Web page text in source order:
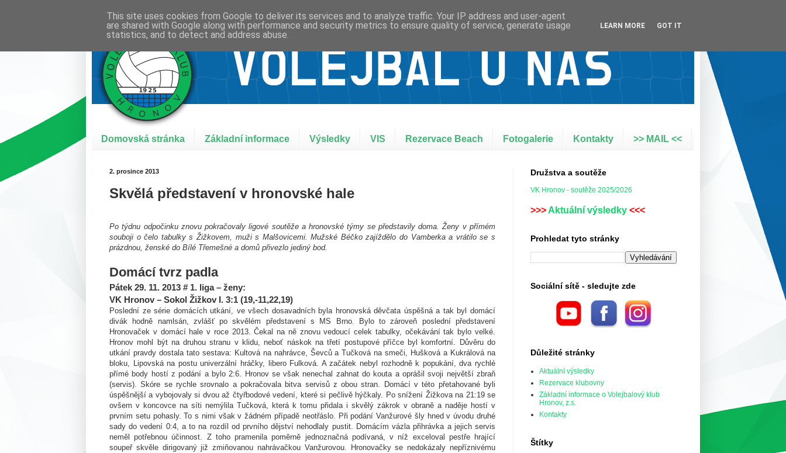
Domovská stránka Základní informace Výsledky VIS Rezervace Beach Fotogalerie Kontakty >> MAIL <<
2. prosince 2013
Skvělá představení v hronovské hale
Po týdnu odpočinku znovu pokračovaly ligové soutěže a hronovské týmy se představily doma. Ženy v přímém
souboji o čelo tabulky s Žižkovem, muži s Malšovicemi. Mužské Béčko zajíždělo do Vamberka a vrátilo se s
prázdnou, ženské do Bílé Třemešné a domů přivezlo jediný bod.
Domácí tvrz padla
Pátek 29. 11. 2013 # 1. liga – ženy:
VK Hronov – Sokol Žižkov I. 3:1 (19,-11,22,19)
Poslední ze série domácích utkání, ve všech dosavadních byla hronovská děvčata úspěšná a tak byl domácí
divák hodně namlsán, zvlášť po skvělém představení s MS Brno. Bylo to zároveň poslední představení
Hronovaček v domácí hale v roce 2013. Čekal na ně znovu vedoucí celek tabulky, očekávání tak bylo velké.
Hronov mohl být na druhou stranu v klidu, neboť náskok na třetí postupové příčce byl komfortní. Důvěru do
utkání pravdy dostala tato sestava: Kultová na nahrávce, Ševců a Tučková na smeči, Hušková a Kukrálová na
bloku, Lipovská na postu univerzální hráčky, libero Fulková. A začátek nebyl rozhodně k popukání, dva rychlé
přímé body hostí z podání a bylo 2:6. Hronov se však nenechal zahnat do kouta a oprášil svoji největší zbraň
(servis). Skóre se rychle srovnalo a pokračovala bitva servisů z obou stran. Domácí v této přetahované byli
úspěšnější a vybojovaly si dvou až čtyřbodové vedení, které si pečlivě hýčkaly. Po snížení Žižkova na 21:19 se
ovšem v koncovce na síti nemýlila Tučková, která k tomu přidala i skvělý zákrok v obraně a naděje hostí v
prvním setu pohasly. To s nimi však v žádném případě neotřáslo. Při podání Vanžurové šly hned v úvodu druhé
sady do vedení 0:4, a to na rozdíl od prvního dějství nehodlaly pustit. Domácím vázla přihrávka a jejich servis
neměl potřebnou účinnost. Z toho pramenila poměrně jednoznačná podívaná, v níž exceloval pestře hrající
soupeř skvěle dirigovaný již zmiňovanou nahrávačkou Vanžurovou. Hronovačky se nedokázaly nepříznivému
Družstva a soutěže
VK Hronov - soutěže 2025/2026
>>>Aktuální výsledky <<<
Prohledat tyto stránky
Sociální sítě - sledujte zde
Důležité stránky
Aktuální výsledky
Rezervace klubovny
Základní informace o Volejbalový klub
Hronov, z.s.
Kontakty
Štítky
This site uses cookies from Google to deliver its services and to analyze traffic. Your IP address and user-agent
are shared with Google along with performance and security metrics to ensure quality of service, generate usage
statistics, and to detect and address abuse.
LEARN MORE GOT IT